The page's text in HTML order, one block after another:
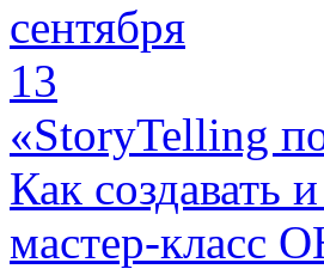
сентября
13
«StoryTelling
Как создавать
мастер-класс